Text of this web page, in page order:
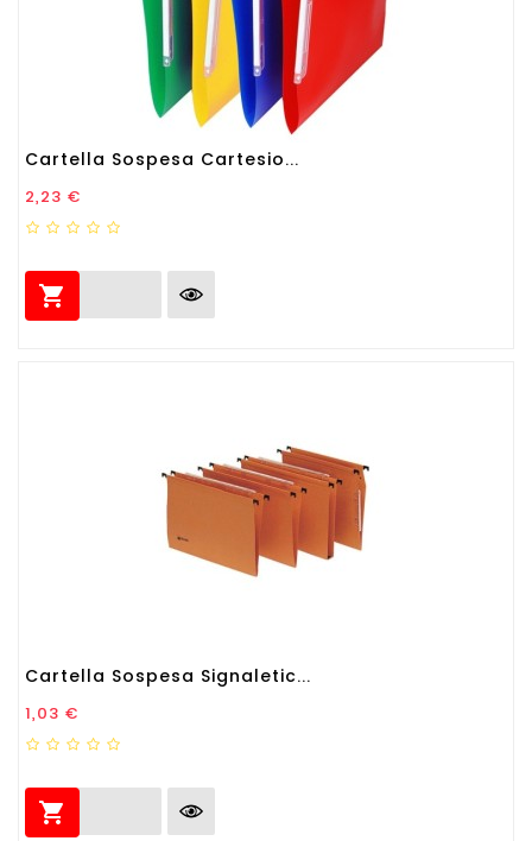
Cartella Sospesa Cartesio...
Prezzo
2,23 €

Cartella Sospesa Signaletic...
Prezzo
1,03 €
